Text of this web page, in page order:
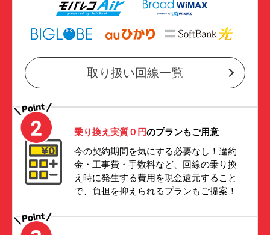
取り扱い回線一覧
乗り換え実質０円のプランもご用意
今の契約期間を気にする必要なし！違約
金・工事費・手数料など、回線の乗り換
え時に発生する費用を現金還元すること
で、負担を抑えられるプランもご提案！